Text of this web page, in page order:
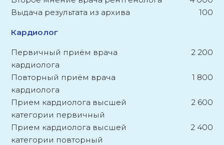
Выдача результата из архива
100
Кардиолог
Первичный приём врача
кардиолога
2 200
Повторный приём врача
кардиолога
1 800
Прием кардиолога высшей
категории первичный
2 600
Прием кардиолога высшей
категории повторный
2 400